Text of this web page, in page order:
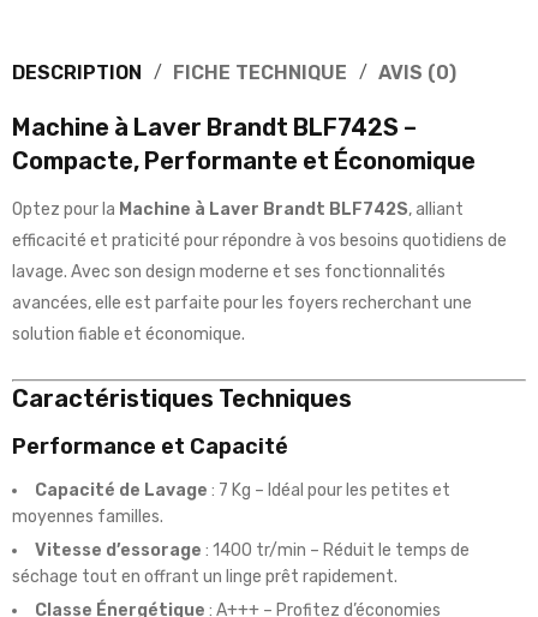
DESCRIPTION FICHE TECHNIQUE AVIS (0)
Machine à Laver Brandt BLF742S –
Compacte, Performante et Économique
Optez pour la Machine à Laver Brandt BLF742S, alliant
efficacité et praticité pour répondre à vos besoins quotidiens de
lavage. Avec son design moderne et ses fonctionnalités
avancées, elle est parfaite pour les foyers recherchant une
solution fiable et économique.
Caractéristiques Techniques
Performance et Capacité
Capacité de Lavage : 7 Kg – Idéal pour les petites et
moyennes familles.
Vitesse d’essorage : 1400 tr/min – Réduit le temps de
séchage tout en offrant un linge prêt rapidement.
Classe Énergétique : A+++ – Profitez d’économies